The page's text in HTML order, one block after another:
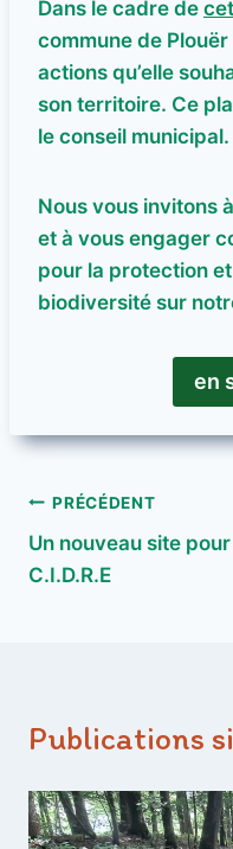
Dans le cadre de
commune de
actions qu’elle
son territoire. Ce
le conseil municipal.
Nous vous invitons
et à vous engager
pour la protection
biodiversité sur
en
Navigation
de
PRÉCÉDENT
Un nouveau site pour
C.I.D.R.E
Publications